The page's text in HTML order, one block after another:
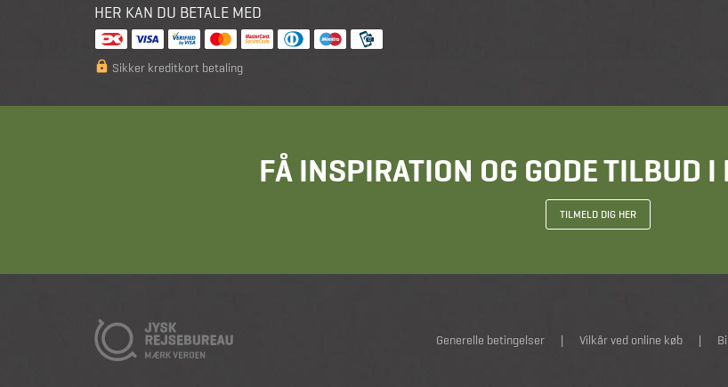
HER KAN DU BETALE MED
Sikker kreditkort betaling
FÅ INSPIRATION OG GODE TILBUD
TILMELD DIG HER
Generelle betingelser | Vilkår ved online køb |